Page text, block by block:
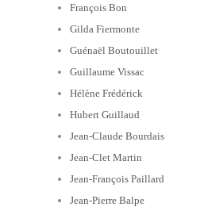
François Bon
Gilda Fiermonte
Guénaël Boutouillet
Guillaume Vissac
Hélène Frédérick
Hubert Guillaud
Jean-Claude Bourdais
Jean-Clet Martin
Jean-François Paillard
Jean-Pierre Balpe